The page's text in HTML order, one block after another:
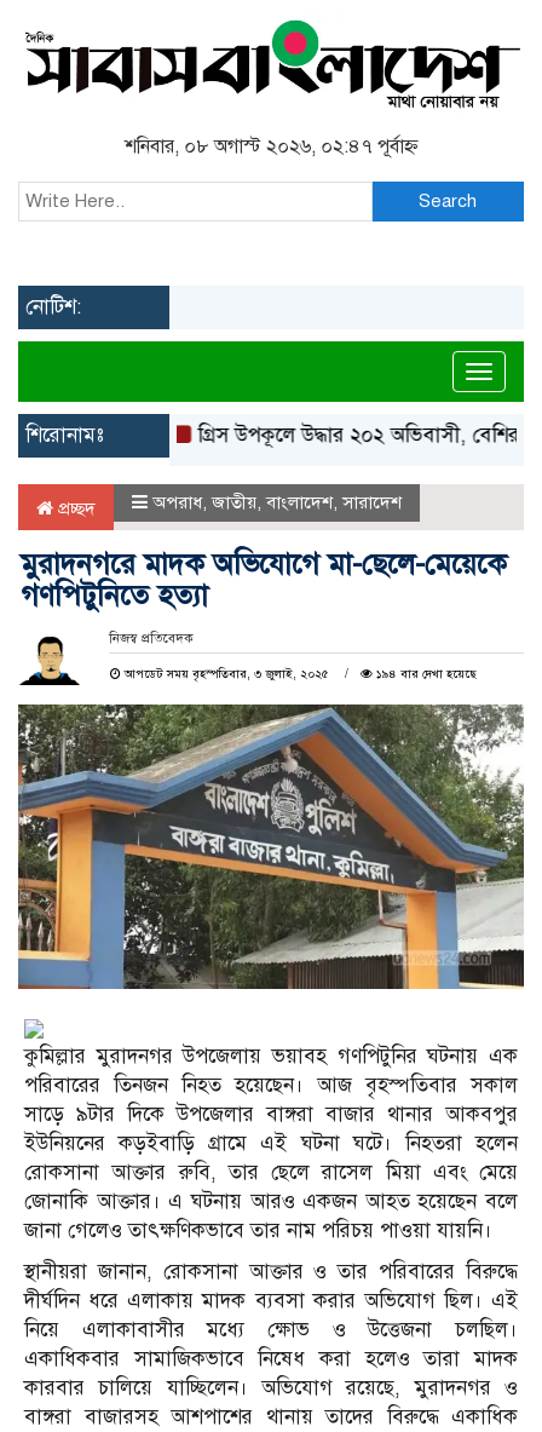
শনিবার, ০৮ অগাস্ট ২০২৬, ০২:৪৭ পূর্বাহ্ন
Search
নোটিশ:
শিরোনামঃ গ্রিস উপকূলে উদ্ধার ২০২ অভিবাসী, বেশিরভাগই
প্রচ্ছদ অপরাধ,জাতীয়,বাংলাদেশ,সারাদেশ
মুরাদনগরে মাদক অভিযোগে মা-ছেলে-মেয়েকে
গণপিটুনিতে হত্যা
নিজস্ব প্রতিবেদক
আপডেট সময় বৃহস্পতিবার, ৩ জুলাই, ২০২৫ ১৯৪ বার দেখা হয়েছে
কুমিল্লার মুরাদনগর উপজেলায় ভয়াবহ গণপিটুনির ঘটনায় এক
পরিবারের তিনজন নিহত হয়েছেন। আজ বৃহস্পতিবার সকাল
সাড়ে ৯টার দিকে উপজেলার বাঙ্গরা বাজার থানার আকবপুর
ইউনিয়নের কড়ইবাড়ি গ্রামে এই ঘটনা ঘটে। নিহতরা হলেন
রোকসানা আক্তার রুবি, তার ছেলে রাসেল মিয়া এবং মেয়ে
জোনাকি আক্তার। এ ঘটনায় আরও একজন আহত হয়েছেন বলে
জানা গেলেও তাৎক্ষণিকভাবে তার নাম পরিচয় পাওয়া যায়নি।
স্থানীয়রা জানান, রোকসানা আক্তার ও তার পরিবারের বিরুদ্ধে
দীর্ঘদিন ধরে এলাকায় মাদক ব্যবসা করার অভিযোগ ছিল। এই
নিয়ে এলাকাবাসীর মধ্যে ক্ষোভ ও উত্তেজনা চলছিল।
একাধিকবার সামাজিকভাবে নিষেধ করা হলেও তারা মাদক
কারবার চালিয়ে যাচ্ছিলেন। অভিযোগ রয়েছে, মুরাদনগর ও
বাঙ্গরা বাজারসহ আশপাশের থানায় তাদের বিরুদ্ধে একাধিক